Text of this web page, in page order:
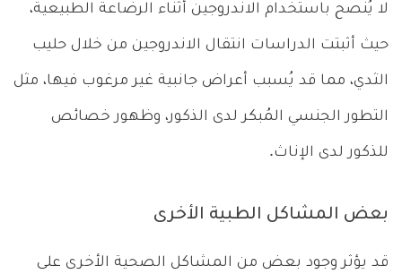
لا يُنصح باستخدام الاندروجين أثناء الرضاعة الطبيعية،
حيث أثبتت الدراسات انتقال الاندروجين من خلال حليب
الثدي، مما قد يُسبب أعراض جانبية غير مرغوب فيها، مثل
التطور الجنسي المُبكر لدى الذكور، وظهور خصائص
للذكور لدى الإناث.
بعض المشاكل الطبية الأخرى
قد يؤثر وجود بعض من المشاكل الصحية الأخرى على